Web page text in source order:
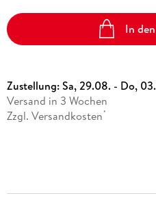
In
Zustellung:Sa, 29.08. - Do,
Versand in 3 Wochen
Zzgl. Versandkosten *